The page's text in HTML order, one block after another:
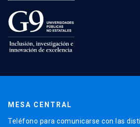
MESA CENTRAL
Teléfono para comunicarse con las